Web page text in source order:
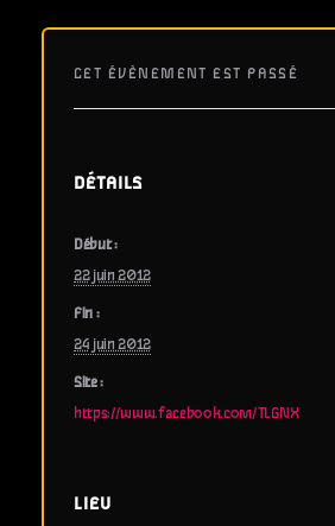
CET ÉVÈNEMENT EST PASSÉ
DÉTAILS
Début :
22 juin 2012
Fin :
24 juin 2012
Site :
https://www.facebook.com/TLGNX
LIEU